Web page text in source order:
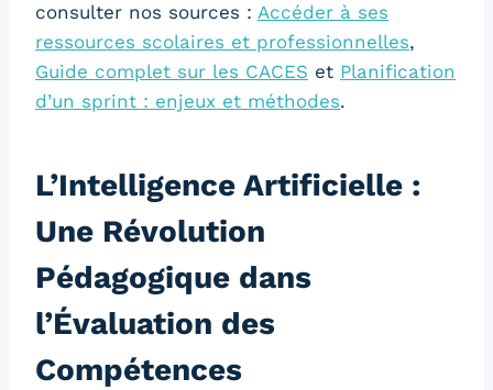
consulter nos sources : Accéder à ses
ressources scolaires et professionnelles,
Guide complet sur les CACES et Planification
d’un sprint : enjeux et méthodes.
L’Intelligence Artificielle :
Une Révolution
Pédagogique dans
l’Évaluation des
Compétences